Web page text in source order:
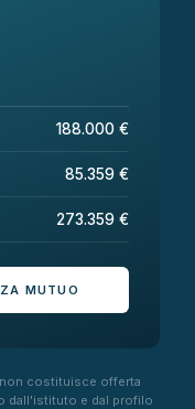
188.000 €
85.359 €
273.359 €
MUTUO
costituisce offerta
dall'istituto e dal profilo